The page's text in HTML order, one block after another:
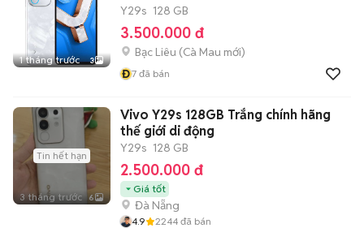
1 tháng trước 3
Y29s 128 GB
3.500.000 đ
Bạc Liêu (Cà Mau mới)
Đ7 đã bán
Tin hết hạn
3 tháng trước 6
Vivo Y29s 128GB Trắng chính hãng
thế giới di động
Y29s 128 GB
2.500.000 đ
Giá tốt
Đà Nẵng
4.9 2244 đã bán